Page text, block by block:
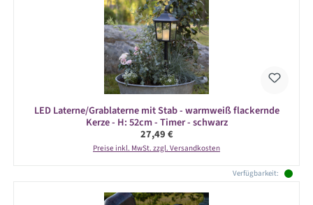
LED Laterne/Grablaterne mit Stab - warmweiß flackernde
Kerze - H: 52cm - Timer - schwarz
Regulärer Preis:
27,49 €
Preise inkl. MwSt. zzgl. Versandkosten
Verfügbarkeit: